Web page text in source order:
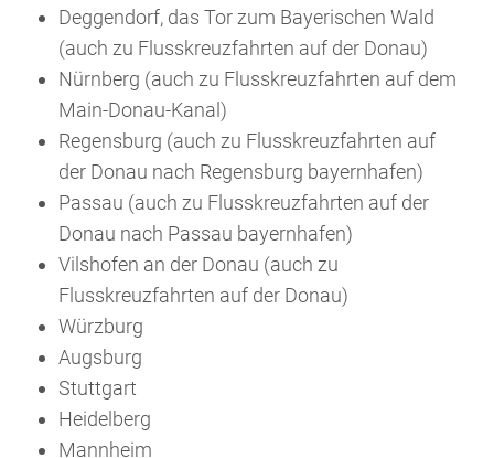
Deggendorf, das Tor zum Bayerischen Wald
(auch zu Flusskreuzfahrten auf der Donau)
Nürnberg (auch zu Flusskreuzfahrten auf dem
Main-Donau-Kanal)
Regensburg (auch zu Flusskreuzfahrten auf
der Donau nach Regensburg bayernhafen)
Passau (auch zu Flusskreuzfahrten auf der
Donau nach Passau bayernhafen)
Vilshofen an der Donau (auch zu
Flusskreuzfahrten auf der Donau)
Würzburg
Augsburg
Stuttgart
Heidelberg
Mannheim